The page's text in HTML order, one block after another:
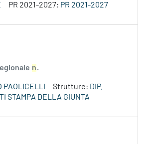
PR 2021-2027: PR 2021-2027
n.
PAOLICELLI Strutture: DIP.
STAMPA DELLA GIUNTA